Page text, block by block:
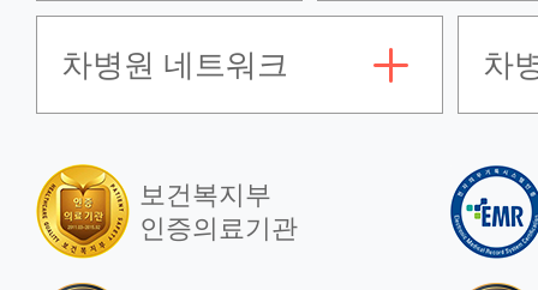
차병원 네트워크 차
보건복지부
인증의료기관